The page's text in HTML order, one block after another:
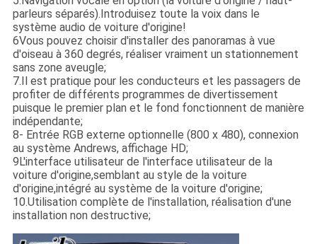
parleurs séparés).Introduisez toute la voix dans le
système audio de voiture d'origine!
6Vous pouvez choisir d'installer des panoramas à vue
d'oiseau à 360 degrés, réaliser vraiment un stationnement
sans zone aveugle;
7.Il est pratique pour les conducteurs et les passagers de
profiter de différents programmes de divertissement
puisque le premier plan et le fond fonctionnent de manière
indépendante;
8- Entrée RGB externe optionnelle (800 x 480), connexion
au système Andrews, affichage HD;
9L'interface utilisateur de l'interface utilisateur de la
voiture d'origine,semblant au style de la voiture
d'origine,intégré au système de la voiture d'origine;
10.Utilisation complète de l'installation, réalisation d'une
installation non destructive;